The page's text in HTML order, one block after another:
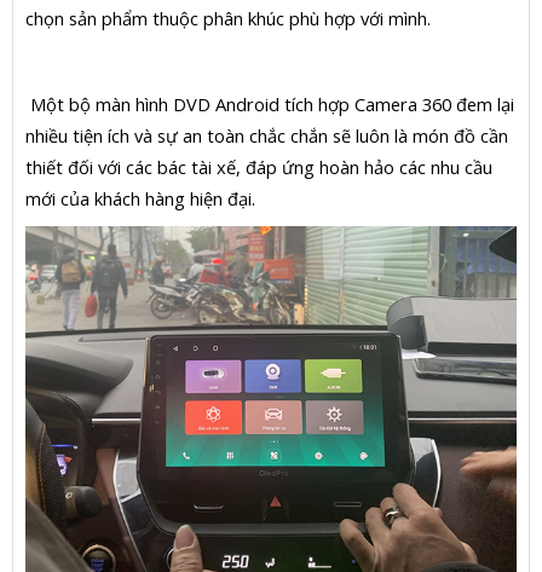
chọn sản phẩm thuộc phân khúc phù hợp với mình.
Một bộ màn hình DVD Android tích hợp Camera 360 đem lại
nhiều tiện ích và sự an toàn chắc chắn sẽ luôn là món đồ cần
thiết đối với các bác tài xế, đáp ứng hoàn hảo các nhu cầu
mới của khách hàng hiện đại.